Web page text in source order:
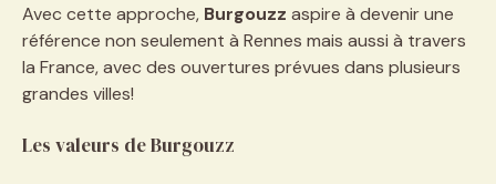
Avec cette approche, Burgouzz aspire à devenir une
référence non seulement à Rennes mais aussi à travers
la France, avec des ouvertures prévues dans plusieurs
grandes villes!
Les valeurs de Burgouzz